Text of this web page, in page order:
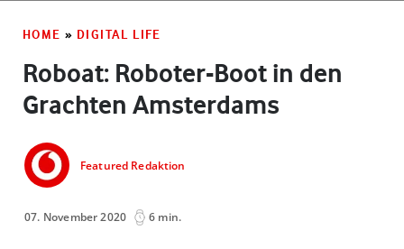
HOME » DIGITAL LIFE
Roboat: Roboter-Boot in den
Grachten Amsterdams
Featured Redaktion
07. November 2020 6 min.